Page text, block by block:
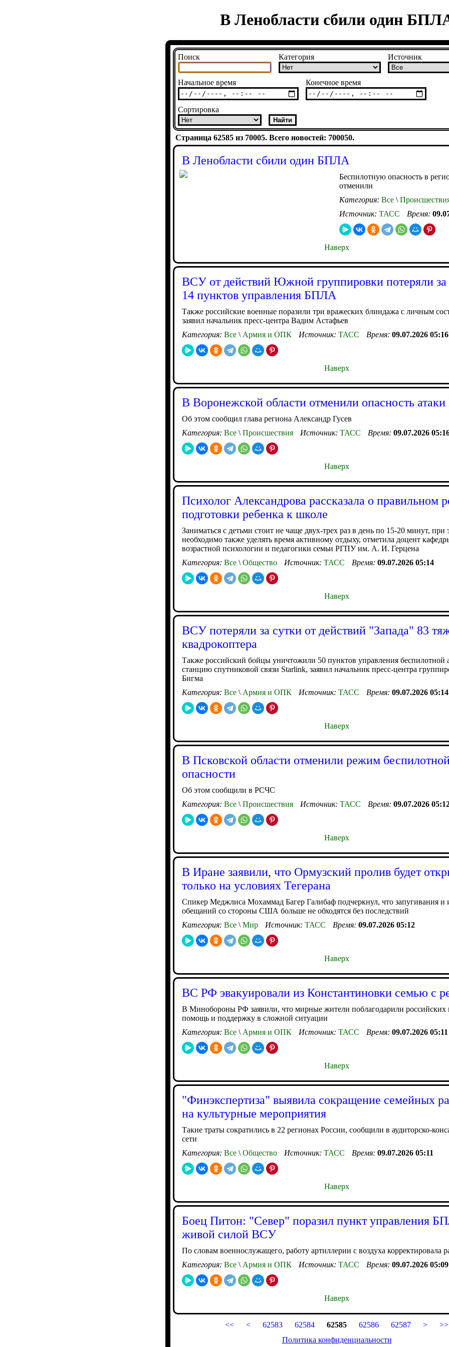
В Ленобласти сбили один
Поиск Категория Источник
Начальное время Конечное время
Сортировка
Страница 62585 из 70005. Всего новостей: 700050.
В Ленобласти сбили один БПЛА
Беспилотную опасность в
отменили
Категория: Все \
Источник: ТАСС Время:
Наверх
ВСУ от действий Южной группировки потеряли за
14 пунктов управления БПЛА
Также российские военные поразили три вражеских блиндажа с личным
заявил начальник пресс-центра Вадим Астафьев
Категория: Все \ Армия и ОПК Источник: ТАСС Время: 09.07.2026 05:16
Наверх
В Воронежской области отменили опасность
Об этом сообщил глава региона Александр Гусев
Категория: Все \ Происшествия Источник: ТАСС Время: 09.07.2026
Наверх
Психолог Александрова рассказала о правильном
подготовки ребенка к школе
Заниматься с детьми стоит не чаще двух-трех раз в день по 15-20 минут, при
необходимо также уделять время активному отдыху, отметила доцент
возрастной психологии и педагогики семьи РГПУ им. А. И. Герцена
Категория: Все \ Общество Источник: ТАСС Время: 09.07.2026 05:14
Наверх
ВСУ потеряли за сутки от действий "Запада" 83
квадрокоптера
Также российский бойцы уничтожили 50 пунктов управления беспилотной
станцию спутниковой связи Starlink, заявил начальник пресс-центра
Бигма
Категория: Все \ Армия и ОПК Источник: ТАСС Время: 09.07.2026 05:14
Наверх
В Псковской области отменили режим
опасности
Об этом сообщили в РСЧС
Категория: Все \ Происшествия Источник: ТАСС Время: 09.07.2026
Наверх
В Иране заявили, что Ормузский пролив будет
только на условиях Тегерана
Спикер Меджлиса Мохаммад Багер Галибаф подчеркнул, что запугивания и
обещаний со стороны США больше не обходятся без последствий
Категория: Все \ Мир Источник: ТАСС Время: 09.07.2026 05:12
Наверх
ВС РФ эвакуировали из Константиновки семью с
В Минобороны РФ заявили, что мирные жители поблагодарили российских
помощь и поддержку в сложной ситуации
Категория: Все \ Армия и ОПК Источник: ТАСС Время: 09.07.2026 05:11
Наверх
"Финэкспертиза" выявила сокращение семейных
на культурные мероприятия
Такие траты сократились в 22 регионах России, сообщили в аудиторско-
сети
Категория: Все \ Общество Источник: ТАСС Время: 09.07.2026 05:11
Наверх
Боец Питон: "Север" поразил пункт управления
живой силой ВСУ
По словам военнослужащего, работу артиллерии с воздуха корректировала
Категория: Все \ Армия и ОПК Источник: ТАСС Время: 09.07.2026 05:09
Наверх
<< < 62583 62584 62585 62586 62587 >
>>
Политика конфиденциальности